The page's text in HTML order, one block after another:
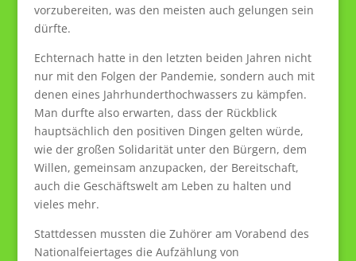
vorzubereiten, was den meisten auch gelungen sein
dürfte.
Echternach hatte in den letzten beiden Jahren nicht
nur mit den Folgen der Pandemie, sondern auch mit
denen eines Jahrhunderthochwassers zu kämpfen.
Man durfte also erwarten, dass der Rückblick
hauptsächlich den positiven Dingen gelten würde,
wie der großen Solidarität unter den Bürgern, dem
Willen, gemeinsam anzupacken, der Bereitschaft,
auch die Geschäftswelt am Leben zu halten und
vieles mehr.
Stattdessen mussten die Zuhörer am Vorabend des
Nationalfeiertages die Aufzählung von